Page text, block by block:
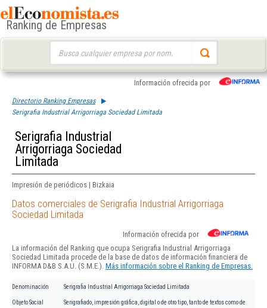
Ranking de Empresas
Información ofrecida por
Directorio Ranking Empresas
Serigrafia Industrial Arrigorriaga Sociedad Limitada
Serigrafia Industrial
Arrigorriaga Sociedad
Limitada
Impresión de periódicos | Bizkaia
Datos comerciales de Serigrafia Industrial Arrigorriaga
Sociedad Limitada
Información ofrecida por
La información del Ranking que ocupa Serigrafia Industrial Arrigorriaga
Sociedad Limitada procede de la base de datos de información financiera de
INFORMA D&B S.A.U. (S.M.E.). Más información sobre el Ranking de Empresas.
Denominación Serigrafia Industrial Arrigorriaga Sociedad Limitada
Objeto Social
Serigrafiado, impresión gráfica, digital o de otro tipo, tanto de textos como de